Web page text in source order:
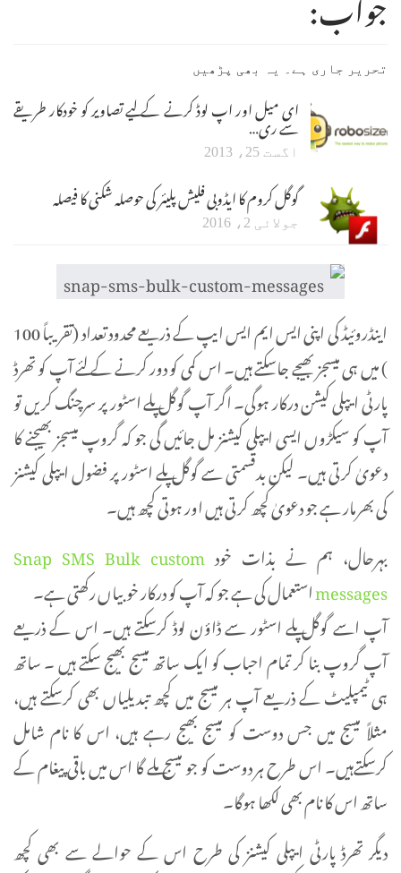
تحریر جاری ہے۔ یہ بھی پڑھیں
ای میل اور اپ لوڈ کرنے کے لیے تصاویر کو خودکار طریقے
سے ری…
اگست 25، 2013
گوگل کروم کا ایڈوبی فلیش پلیئر کی حوصلہ شکنی کا فیصلہ
جولائی 2، 2016
اینڈروئیڈ کی اپنی ایس ایم ایس ایپ کے ذریعے محدود تعداد (تقریباً 100
) میں ہی میسجز بھیجے جاسکتے ہیں۔ اس کمی کو دور کرنے کے لئے آپ کو تھرڈ
پارٹی ایپلی کیشن درکار ہوگی۔ اگر آپ گوگل پلے اسٹور پر سرچنگ کریں تو
آپ کو سیکڑوں ایسی ایپلی کیشنز مل جائیں گی جو کہ گروپ میسجز بھیجنے کا
دعویٰ کرتی ہیں۔ لیکن بدقسمتی سے گوگل پلے اسٹور پر فضول ایپلی کیشنز
کی بھرمار ہے جو دعویٰ کچھ کرتی ہیں اور ہوتی کچھ ہیں۔
بہرحال، ہم نے بذات خود Snap SMS Bulk custom
messagesاستعمال کی ہے جو کہ آپ کو درکار خوبیاں رکھتی ہے۔
آپ اسے گوگل پلے اسٹور سے ڈاؤن لوڈ کرسکتے ہیں۔ اس کے ذریعے
آپ گروپ بنا کر تمام احباب کو ایک ساتھ میسج بھیج سکتے ہیں ۔ ساتھ
ہی ٹیمپلیٹ کے ذریعے آپ ہر میسج میں کچھ تبدیلیاں بھی کرسکتے ہیں،
مثلاً میسج میں جس دوست کو میسج بھیج رہے ہیں، اس کا نام شامل
کرسکتےہیں۔ اس طرح ہر دوست کو جو میسج ملے گا اس میں باقی پیغام کے
ساتھ اس کا نام بھی لکھا ہوگا۔
دیگر تھرڈ پارٹی ایپلی کیشنز کی طرح اس کے حوالے سے بھی کچھ